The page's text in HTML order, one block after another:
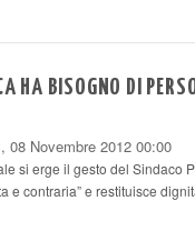
HA BISOGNO DI
08 Novembre 2012 00:00
si erge il gesto del Sindaco
e contraria” e restituisce